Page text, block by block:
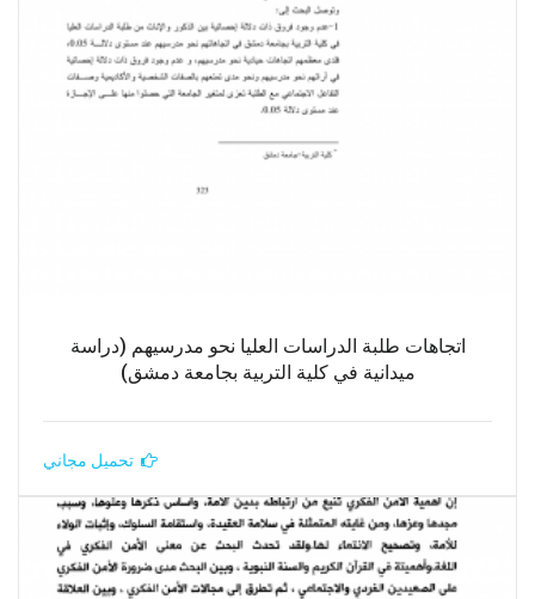
اتجاهات طلبة الدراسات العليا نحو مدرسيهم (دراسة
ميدانية في كلية التربية بجامعة دمشق)
تحميل مجاني